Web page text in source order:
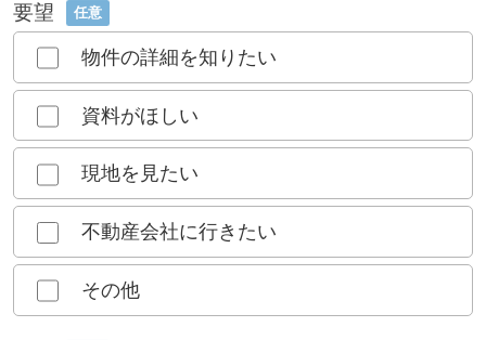
要望 任意
物件の詳細を知りたい
資料がほしい
現地を見たい
不動産会社に行きたい
その他